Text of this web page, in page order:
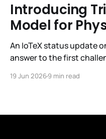
Introducing
Model for
An IoTeX status update
answer to the first
three challenges instead
19 Jun 20269 min read